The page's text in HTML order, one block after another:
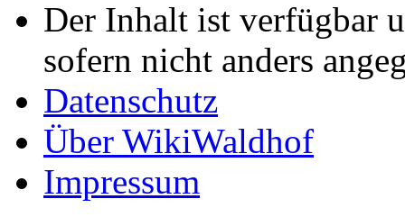
Der Inhalt ist verfügbar
sofern nicht anders
Datenschutz
Über WikiWaldhof
Impressum